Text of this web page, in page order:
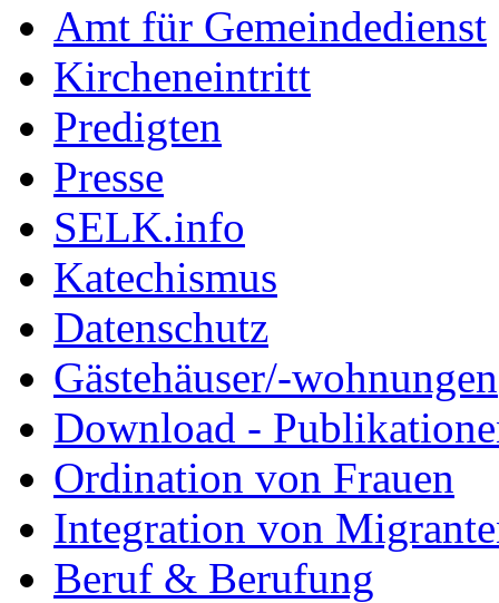
Amt für Gemeindedienst
Kircheneintritt
Predigten
Presse
SELK.info
Katechismus
Datenschutz
Gästehäuser/-wohnungen
Download -
Ordination von Frauen
Integration von
Beruf & Berufung